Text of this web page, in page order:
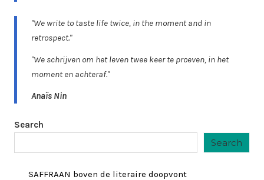
"We write to taste life twice, in the moment and in
retrospect."
"We schrijven om het leven twee keer te proeven, in het
moment en achteraf."
Anaïs Nin
Search
Search
SAFFRAAN boven de literaire doopvont